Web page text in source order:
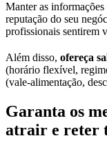
Manter as informações
reputação do seu
profissionais sentirem
Além disso, ofereça
(horário flexível,
(vale-alimentação,
Garanta os
atrair e reter